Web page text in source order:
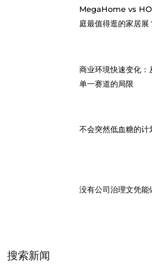
MegaHome vs
庭最值得逛的家居展
商业环境快速变化
单一赛道的局限
不会突然低血糖的计
没有公司治理文凭
搜索新闻